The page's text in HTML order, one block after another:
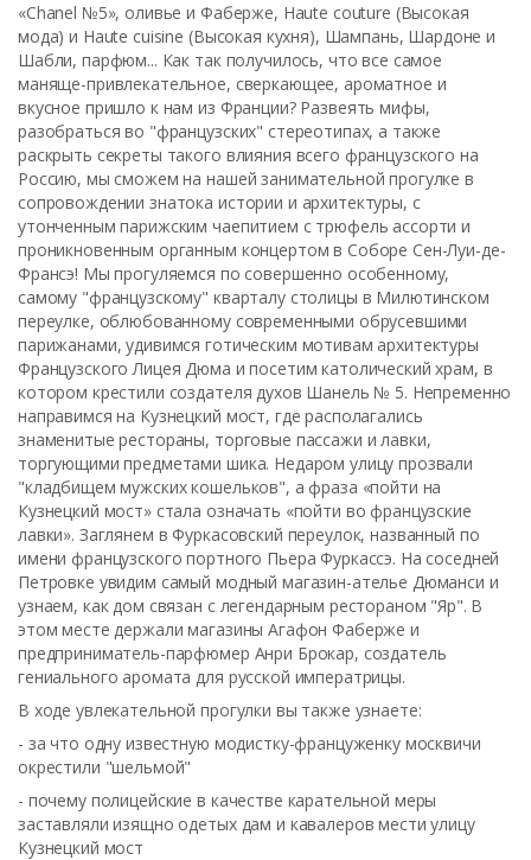
«Chanel №5», оливье и Фаберже, Haute couture (Высокая
мода) и Haute cuisine (Высокая кухня), Шампань, Шардоне и
Шабли, парфюм... Как так получилось, что все самое
маняще-привлекательное, сверкающее, ароматное и
вкусное пришло к нам из Франции? Развеять мифы,
разобраться во "французских" стереотипах, а также
раскрыть секреты такого влияния всего французского на
Россию, мы сможем на нашей занимательной прогулке в
сопровождении знатока истории и архитектуры, с
утонченным парижским чаепитием с трюфель ассорти и
проникновенным органным концертом в Соборе Сен-Луи-де-
Франсэ! Мы прогуляемся по совершенно особенному,
самому "французскому" кварталу столицы в Милютинском
переулке, облюбованному современными обрусевшими
парижанами, удивимся готическим мотивам архитектуры
Французского Лицея Дюма и посетим католический храм, в
котором крестили создателя духов Шанель № 5. Непременно
направимся на Кузнецкий мост, где располагались
знаменитые рестораны, торговые пассажи и лавки,
торгующими предметами шика. Недаром улицу прозвали
"кладбищем мужских кошельков", а фраза «пойти на
Кузнецкий мост» стала означать «пойти во французские
лавки». Заглянем в Фуркасовский переулок, названный по
имени французского портного Пьера Фуркассэ. На соседней
Петровке увидим самый модный магазин-ателье Дюманси и
узнаем, как дом связан с легендарным рестораном "Яр". В
этом месте держали магазины Агафон Фаберже и
предприниматель-парфюмер Анри Брокар, создатель
гениального аромата для русской императрицы.
В ходе увлекательной прогулки вы также узнаете:
- за что одну известную модистку-француженку москвичи
окрестили "шельмой"
- почему полицейские в качестве карательной меры
заставляли изящно одетых дам и кавалеров мести улицу
Кузнецкий мост